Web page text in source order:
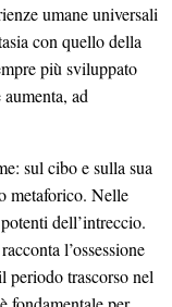
umane universali
con quello della
più sviluppato
ad
sul cibo e sulla sua
metaforico. Nelle
dell’intreccio.
l’ossessione
periodo trascorso nel